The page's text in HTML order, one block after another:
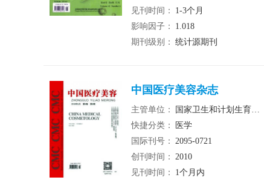
见刊时间：
1-3个月
影响因子：
1.018
期刊级别： 统计源期刊
中国医疗美容杂志
主管单位： 国家卫生和计划生育委员会
快捷分类：
医学
国际刊号： 2095-0721
创刊时间： 2010
见刊时间：
1个月内